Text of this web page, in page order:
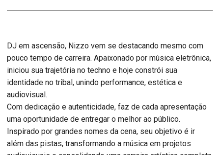
DJ em ascensão, Nizzo vem se destacando mesmo com
pouco tempo de carreira. Apaixonado por música eletrônica,
iniciou sua trajetória no techno e hoje constrói sua
identidade no tribal, unindo performance, estética e
audiovisual.
Com dedicação e autenticidade, faz de cada apresentação
uma oportunidade de entregar o melhor ao público.
Inspirado por grandes nomes da cena, seu objetivo é ir
além das pistas, transformando a música em projetos